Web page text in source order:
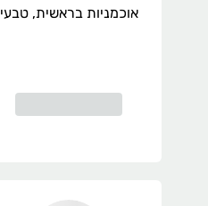
אוכמניות בראשית, טבעי